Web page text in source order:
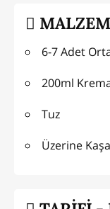
6-7 Adet
200ml
Tuz
Üzerine